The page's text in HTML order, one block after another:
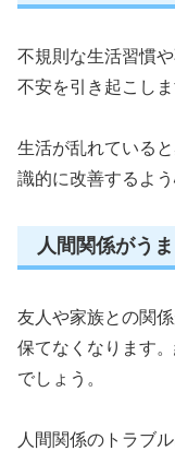
不規則な生活習慣
不安を引き起こしま
生活が乱れている
識的に改善するよ
人間関係がう
友人や家族との関
保てなくなります
でしょう。
人間関係のトラブ